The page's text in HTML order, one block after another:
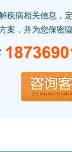
疾病相关信息，
案，并为您保密隐